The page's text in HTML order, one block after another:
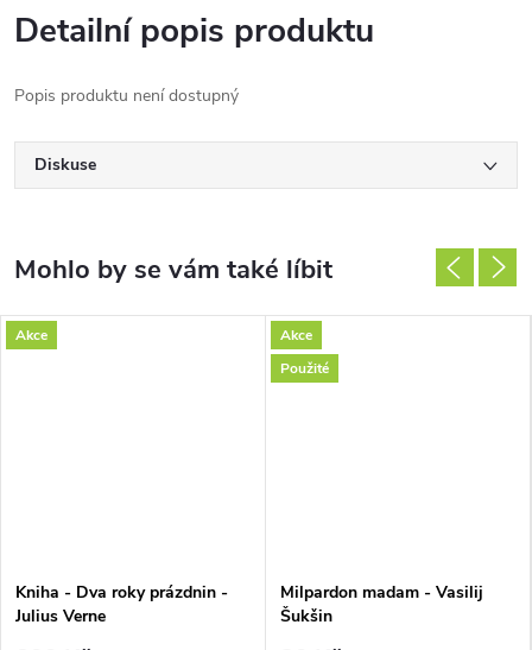
Detailní popis produktu
Popis produktu není dostupný
Diskuse
Akce
Kniha - Dva roky prázdnin -
Julius Verne
Akce
Použité
Milpardon madam - Vasilij
Šukšin